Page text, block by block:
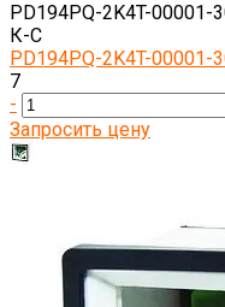
PD194PQ-2K4T-
К-С
PD194PQ-2K4T-
7
-
Запросить цену